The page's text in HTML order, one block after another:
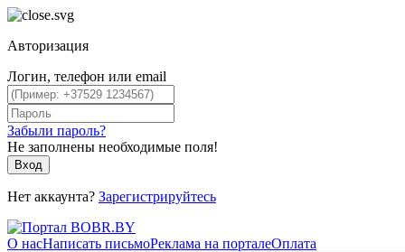
Авторизация
Логин, телефон или email
Забыли пароль?
Не заполнены необходимые поля!
Вход
Нет аккаунта? Зарегистрируйтесь
О насНаписать письмоРеклама на порталеОплата